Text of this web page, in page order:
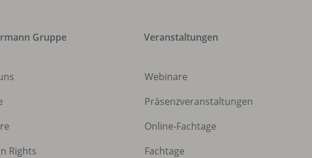
Gruppe
Rights
Veranstaltungen
Webinare
Präsenzveranstaltungen
Online-Fachtage
Fachtage